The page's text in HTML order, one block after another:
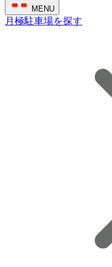
MENU
月極駐車場を探す